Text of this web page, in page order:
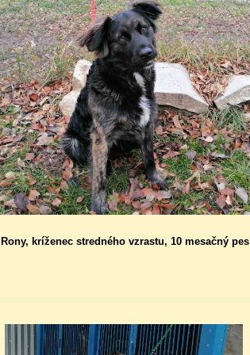
Rony, kríženec stredného vzrastu, 10 mesačný pes